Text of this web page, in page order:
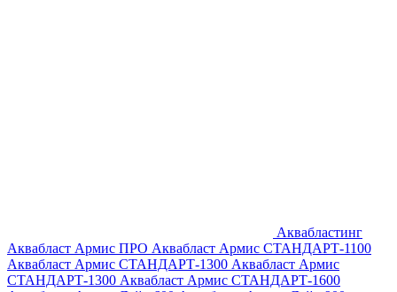
Аквабластинг
Аквабласт Армис ПРО Аквабласт Армис СТАНДАРТ-1100
Аквабласт Армис СТАНДАРТ-1300 Аквабласт Армис
СТАНДАРТ-1300 Аквабласт Армис СТАНДАРТ-1600